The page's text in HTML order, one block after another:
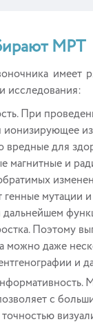
МРТ
имеет
исследования:
При
ионизирующее
вредные для
магнитные и
мутации и
дальнейшем
Поэтому
можно даже
и
с